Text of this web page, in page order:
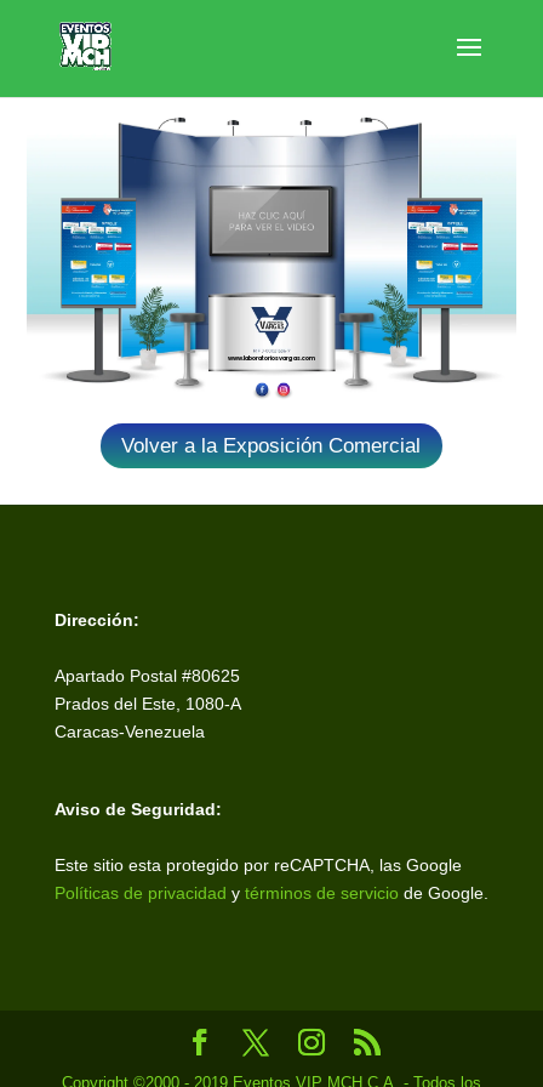
www.laboratoriosvargas.com
Volver a la Exposición Comercial
Dirección:
Apartado Postal #80625
Prados del Este, 1080-A
Caracas-Venezuela
Aviso de Seguridad:
Este sitio esta protegido por reCAPTCHA, las Google
Políticas de privacidad y términos de servicio de Google.
Copyright ©2000 - 2019 Eventos VIP MCH C.A. - Todos los